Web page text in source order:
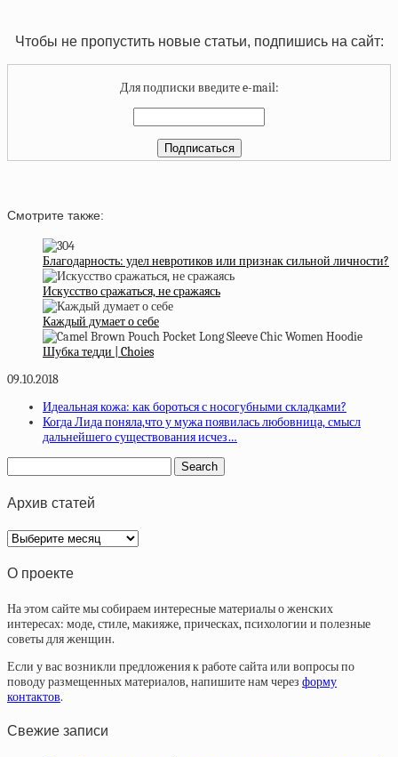
Чтобы не пропустить новые статьи, подпишись на сайт:
Для подписки введите e-mail:
Смотрите также:
Благодарность: удел невротиков или признак сильной личности?
Искусство сражаться, не сражаясь
Каждый думает о себе
Шубка тедди | Choies
09.10.2018
Идеальная кожа: как бороться с носогубными складками?
Когда Лида поняла,что у мужа появилась любовница, смысл
дальнейшего существования исчез…
Архив статей
Архив
статей
О проекте
На этом сайте мы собираем интересные материалы о женских
интересах: моде, стиле, макияже, прическах, психологии и полезные
советы для женщин.
Если у вас возникли предложения к работе сайта или вопросы по
поводу размещенных материалов, напишите нам через форму
контактов.
Свежие записи